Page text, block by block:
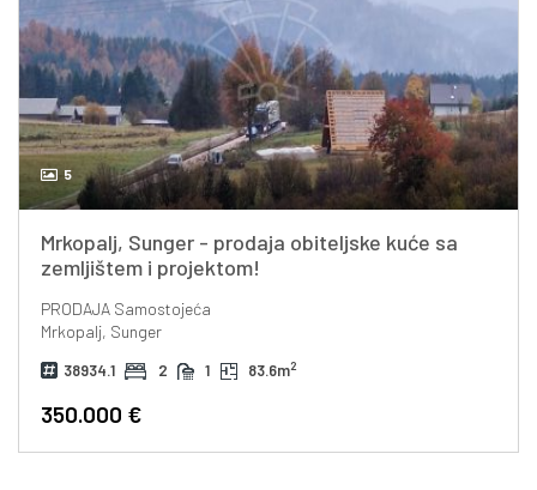
5
Mrkopalj, Sunger - prodaja obiteljske kuće sa
zemljištem i projektom!
PRODAJASamostojeća
Mrkopalj, Sunger
38934.1 2 1 83.6m2
350.000 €